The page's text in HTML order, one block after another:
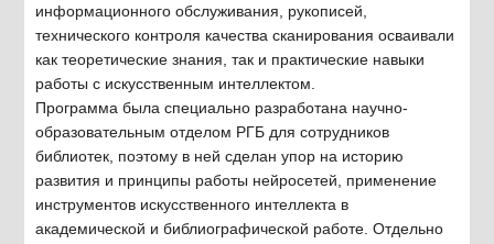
информационного обслуживания, рукописей,
технического контроля качества сканирования осваивали
как теоретические знания, так и практические навыки
работы с искусственным интеллектом.
Программа была специально разработана научно-
образовательным отделом РГБ для сотрудников
библиотек, поэтому в ней сделан упор на историю
развития и принципы работы нейросетей, применение
инструментов искусственного интеллекта в
академической и библиографической работе. Отдельно